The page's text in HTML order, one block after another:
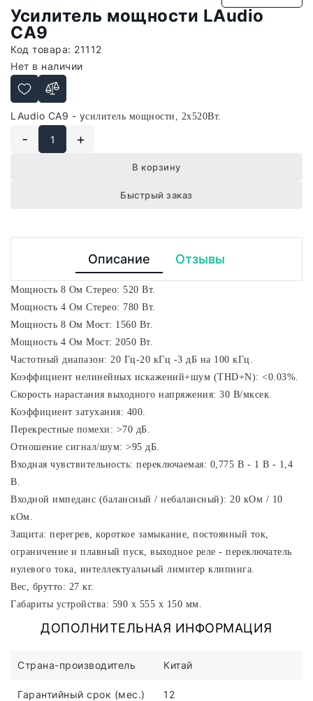
Усилитель мощности LAudio
CA9
Код товара: 21112
Нет в наличии
LAudio CA9 - усилитель мощности, 2x520Вт.
- +
В корзину
Быстрый заказ
Описание Отзывы
Мощность 8 Ом Стерео: 520 Вт.
Мощность 4 Ом Стерео: 780 Вт.
Мощность 8 Ом Мост: 1560 Вт.
Мощность 4 Ом Мост: 2050 Вт.
Частотный диапазон: 20 Гц-20 кГц -3 дБ на 100 кГц.
Коэффициент нелинейных искажений+шум (THD+N): <0.03%.
Скорость нарастания выходного напряжения: 30 В/мксек.
Коэффициент затухания: 400.
Перекрестные помехи: >70 дБ.
Отношение сигнал/шум: >95 дБ.
Входная чувствительность: переключаемая: 0,775 В - 1 В - 1,4
В.
Входной импеданс (балансный / небалансный): 20 кОм / 10
кОм.
Защита: перегрев, короткое замыкание, постоянный ток,
ограничение и плавный пуск, выходное реле - переключатель
нулевого тока, интеллектуальный лимитер клипинга.
Вес, брутто: 27 кг.
Габариты устройства: 590 x 555 x 150 мм.
ДОПОЛНИТЕЛЬНАЯ ИНФОРМАЦИЯ
Страна-производитель Китай
Гарантийный срок (мес.) 12